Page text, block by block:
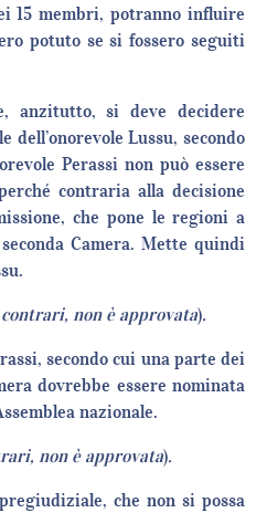
15 membri, potranno influire
potuto se si fossero seguiti
anzitutto, si deve decidere
Lussu, secondo
Perassi non può essere
contraria alla decisione
che pone le regioni a
Camera. Mette quindi
non è approvata).
secondo cui una parte dei
dovrebbe essere nominata
nazionale.
non è approvata).
che non si possa